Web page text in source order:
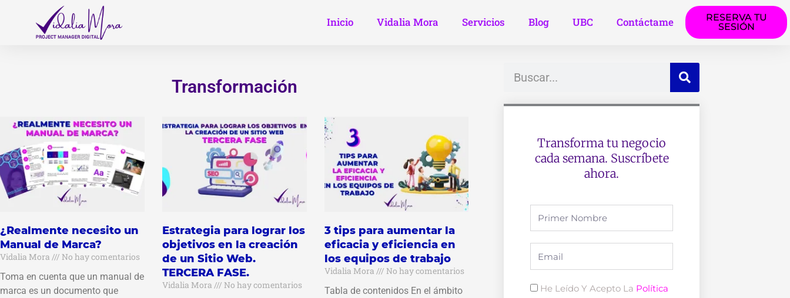
contenido
Inicio Vidalia Mora Servicios Blog UBC Contáctame
RESERVA TU
SESIÓN
Transformación
¿Realmente necesito un
Manual de Marca?
Vidalia Mora
No hay comentarios
Toma en cuenta que un manual de
marca es un documento que
Estrategia para lograr los
objetivos en la creación
de un Sitio Web.
TERCERA FASE.
Vidalia Mora
No hay comentarios
3 tips para aumentar la
eficacia y eficiencia en
los equipos de trabajo
Vidalia Mora
No hay comentarios
Tabla de contenidos En el ámbito
Transforma tu negocio
cada semana. Suscríbete
ahora.
Full
Name
Politica
He Leído Y Acepto La Política